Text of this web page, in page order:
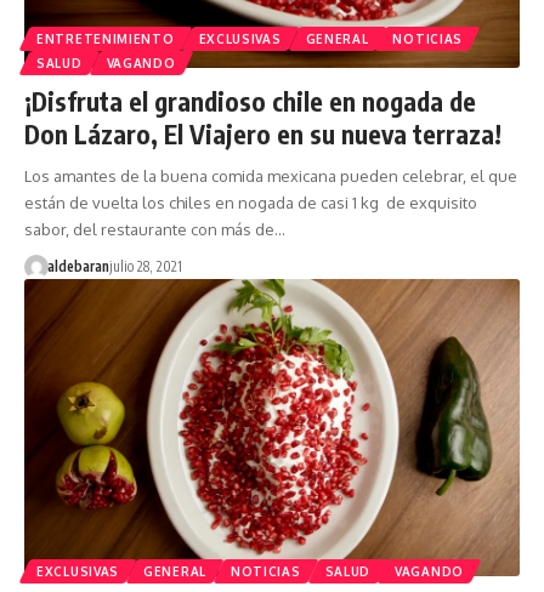
ENTRETENIMIENTO EXCLUSIVAS GENERAL
NOTICIAS
SALUD
VAGANDO
¡Disfruta el grandioso chile en nogada de
Don Lázaro, El Viajero en su nueva terraza!
Los amantes de la buena comida mexicana pueden celebrar, el que
están de vuelta los chiles en nogada de casi 1 kg de exquisito
sabor, del restaurante con más de…
aldebaranjulio 28, 2021
EXCLUSIVAS GENERAL NOTICIAS SALUD VAGANDO